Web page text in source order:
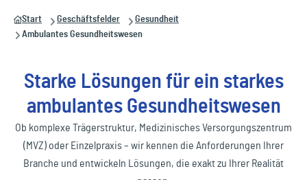
Start Geschäftsfelder
Gesundheit
Ambulantes Gesundheitswesen
Starke Lösungen für ein starkes
ambulantes Gesundheitswesen
Ob komplexe Trägerstruktur, Medizinisches Versorgungszentrum
(MVZ) oder Einzelpraxis – wir kennen die Anforderungen Ihrer
Branche und entwickeln Lösungen, die exakt zu Ihrer Realität